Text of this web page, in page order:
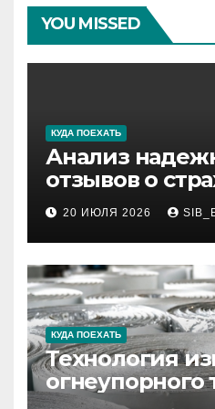
YOU MISSED
КУДА ПОЕХАТЬ
Анализ
отзывов о
компаниях по
года
20 ИЮЛЯ 2026
КУДА ПОЕХАТЬ
Технология
огнеупорного